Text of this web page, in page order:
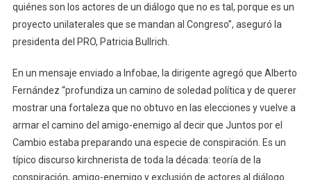
quiénes son los actores de un diálogo que no es tal, porque es un
proyecto unilaterales que se mandan al Congreso”, aseguró la
presidenta del PRO, Patricia Bullrich.
En un mensaje enviado a Infobae, la dirigente agregó que Alberto
Fernández “profundiza un camino de soledad política y de querer
mostrar una fortaleza que no obtuvo en las elecciones y vuelve a
armar el camino del amigo-enemigo al decir que Juntos por el
Cambio estaba preparando una especie de conspiración. Es un
típico discurso kirchnerista de toda la década: teoría de la
conspiración, amigo-enemigo y exclusión de actores al diálogo.